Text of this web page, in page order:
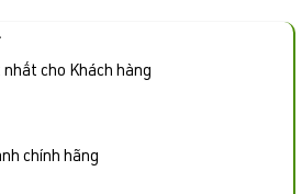
cho Khách hàng
chính hãng